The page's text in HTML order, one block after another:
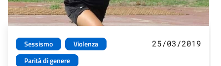
Sessismo
Violenza
Parità di genere
25/03/2019